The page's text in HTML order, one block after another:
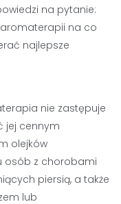
na pytanie:
na co
najlepsze
nie zastępuje
jej cennym
olejków
osób z chorobami
piersią, a także
lub